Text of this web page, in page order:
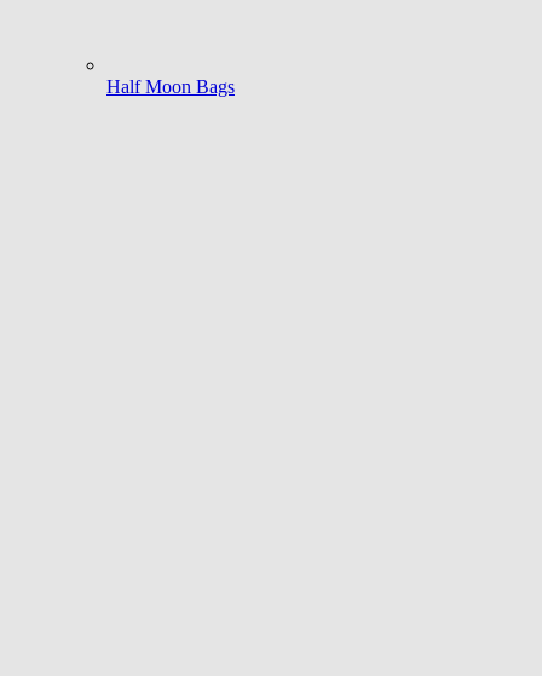
Half Moon Bags